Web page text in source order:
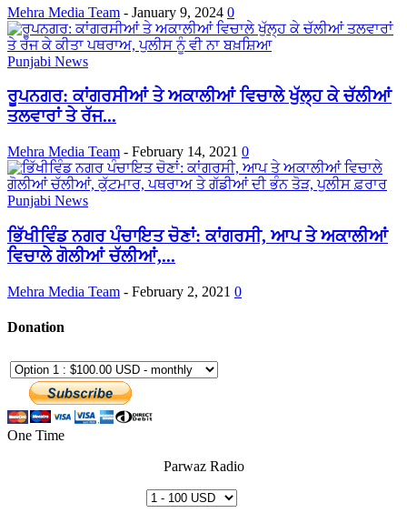
Mehra Media Team - January 9, 2024 0
Punjabi News
ਰੂਪਨਗਰ: ਕਾਂਗਰਸੀਆਂ ਤੇ ਅਕਾਲੀਆਂ ਵਿਚਾਲੇ ਖੁੱਲ੍ਹ ਕੇ ਚੱਲੀਆਂ
ਤਲਵਾਰਾਂ ਤੇ ਰੱਜ...
Mehra Media Team - February 14, 2021 0
Punjabi News
ਭਿੱਖੀਵਿੰਡ ਨਗਰ ਪੰਚਾਇਤ ਚੋਣਾਂ: ਕਾਂਗਰਸੀ, ਆਪ ਤੇ ਅਕਾਲੀਆਂ
ਵਿਚਾਲੇ ਗੋਲੀਆਂ ਚੱਲੀਆਂ,...
Mehra Media Team - February 2, 2021 0
Donation
One Time
Parwaz Radio